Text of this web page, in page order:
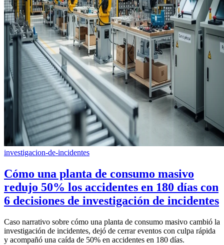
investigacion-de-incidentes
Cómo una planta de consumo masivo
redujo 50% los accidentes en 180 días con
6 decisiones de investigación de incidentes
Caso narrativo sobre cómo una planta de consumo masivo cambió la
investigación de incidentes, dejó de cerrar eventos con culpa rápida
y acompañó una caída de 50% en accidentes en 180 días.